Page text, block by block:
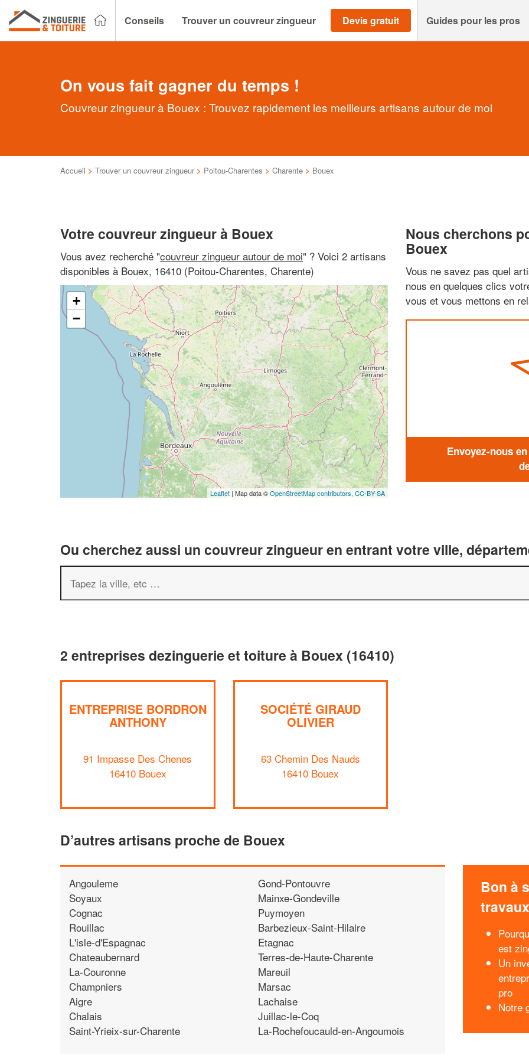
Conseils Trouver un couvreur zingueur Devis gratuit Guides pour les pros
On vous fait gagner du temps !
Couvreur zingueur à Bouex : Trouvez rapidement les meilleurs artisans autour de moi
Accueil > Trouver un couvreur zingueur > Poitou-Charentes > Charente > Bouex
Votre couvreur zingueur à Bouex
Vous avez recherché "couvreur zingueur autour de moi" ? Voici 2 artisans
disponibles à Bouex, 16410 (Poitou-Charentes, Charente)
+
−
Leaflet | Map data ©OpenStreetMap contributors, CC-BY-SA
Nous cherchons
Bouex
Vous ne savez pas quel
nous en quelques clics
vous et vous mettons en
Envoyez-nous
Ou cherchez aussi un couvreur zingueur en entrant votre ville,
2 entreprises dezinguerie et toiture à Bouex (16410)
ENTREPRISE BORDRON
ANTHONY
91 Impasse Des Chenes
16410 Bouex
SOCIÉTÉ GIRAUD
OLIVIER
63 Chemin Des Nauds
16410 Bouex
D’autres artisans proche de Bouex
Angouleme
Soyaux
Cognac
Rouillac
L'isle-d'Espagnac
Chateaubernard
La-Couronne
Champniers
Aigre
Chalais
Saint-Yrieix-sur-Charente
Gond-Pontouvre
Mainxe-Gondeville
Puymoyen
Barbezieux-Saint-Hilaire
Etagnac
Terres-de-Haute-Charente
Mareuil
Marsac
Lachaise
Juillac-le-Coq
La-Rochefoucauld-en-Angoumois
Bon à
travaux
est
Un
pro
Notre